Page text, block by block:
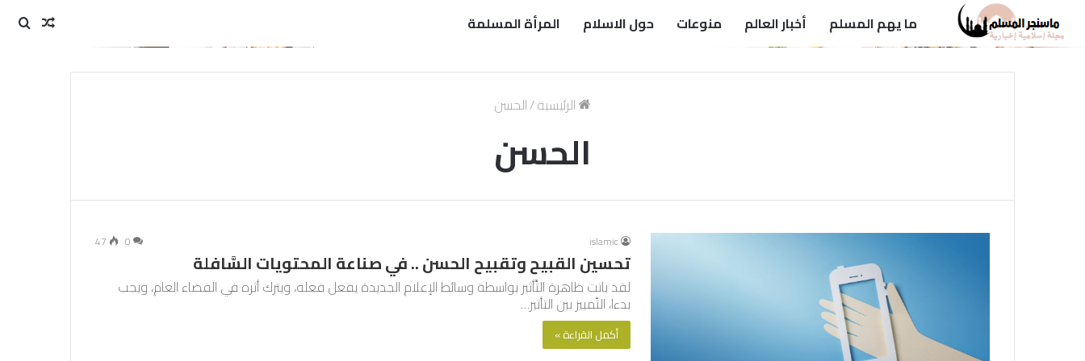
ما يهم المسلم أخبار العالم منوعات حول الاسلام المرأة المسلمة
مقال
الرئيسية/الحسن
الحسن
islamic
0
47
تحسين القبيح وتقبيح الحسن .. في صناعة المحتويات السَّافلة
لقد باتت ظاهرة التَّأثير بواسطة وسائط الإعلام الجديدة يفعل فعله، ويترك أثره في الفضاء العام، ويجب
بدءا، التّمييز بين التأثير…
أكمل القراءة »